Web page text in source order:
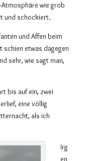
wie grob
und schockiert.
und Affen beim
schien etwas dagegen
sehr, wie sagt man,
bis auf ein, zwei
eine völlig
als ich
Irg
en